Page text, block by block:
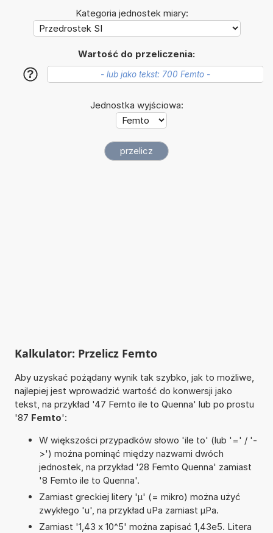
Kategoria jednostek miary:
Wartość do przeliczenia:
?
Jednostka wyjściowa:
Kalkulator: Przelicz Femto
Aby uzyskać pożądany wynik tak szybko, jak to możliwe,
najlepiej jest wprowadzić wartość do konwersji jako
tekst, na przykład '47 Femto ile to Quenna' lub po prostu
'87 Femto':
W większości przypadków słowo 'ile to' (lub '=' / '-
>') można pominąć między nazwami dwóch
jednostek, na przykład '28 Femto Quenna' zamiast
'8 Femto ile to Quenna'.
Zamiast greckiej litery 'µ' (= mikro) można użyć
zwykłego 'u', na przykład uPa zamiast µPa.
Zamiast '1,43 x 10^5' można zapisać 1,43e5. Litera